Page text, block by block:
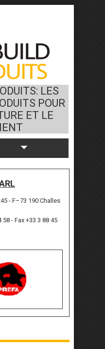
LES
POUR
ET LE
- F–73 190 Challes
- Fax +33 3 88 45